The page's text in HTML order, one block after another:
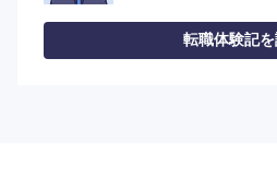
転職体験記